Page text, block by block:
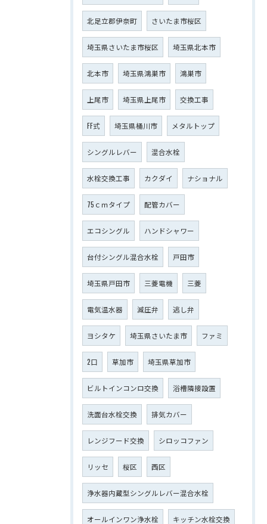
北足立郡伊奈町 さいたま市桜区
埼玉県さいたま市桜区 埼玉県北本市
北本市 埼玉県鴻巣市 鴻巣市
上尾市 埼玉県上尾市 交換工事
FF式 埼玉県桶川市 メタルトップ
シングルレバー 混合水栓
水栓交換工事 カクダイ ナショナル
75ｃｍタイプ 配管カバー
エコシングル ハンドシャワー
台付シングル混合水栓 戸田市
埼玉県戸田市 三菱電機 三菱
電気温水器 減圧弁 逃し弁
ヨシタケ 埼玉県さいたま市 ファミ
2口 草加市 埼玉県草加市
ビルトインコンロ交換 浴槽隣接設置
洗面台水栓交換 排気カバー
レンジフード交換 シロッコファン
リッセ 桜区 西区
浄水器内蔵型シングルレバー混合水栓
オールインワン浄水栓 キッチン水栓交換